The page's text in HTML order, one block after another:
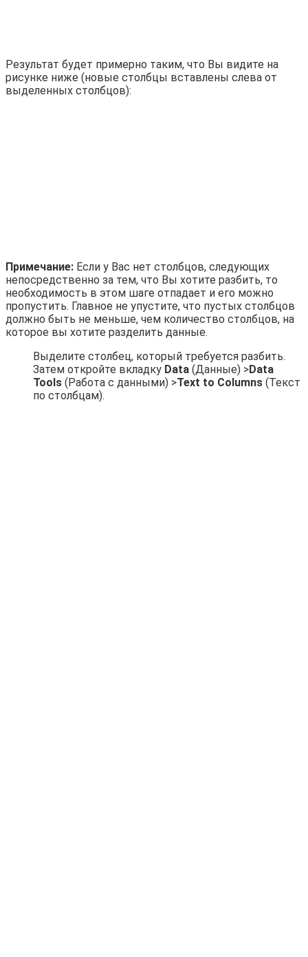
Результат будет примерно таким, что Вы видите на
рисунке ниже (новые столбцы вставлены слева от
выделенных столбцов):
Примечание: Если у Вас нет столбцов, следующих
непосредственно за тем, что Вы хотите разбить, то
необходимость в этом шаге отпадает и его можно
пропустить. Главное не упустите, что пустых столбцов
должно быть не меньше, чем количество столбцов, на
которое вы хотите разделить данные.
Выделите столбец, который требуется разбить.
Затем откройте вкладку Data (Данные) >Data
Tools (Работа с данными) >Text to Columns (Текст
по столбцам).